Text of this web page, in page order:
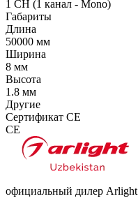
1 CH (1 канал - Mono)
Габариты
Длина
50000 мм
Ширина
8 мм
Высота
1.8 мм
Другие
Сертификат CE
CE
официальный дилер Arlight